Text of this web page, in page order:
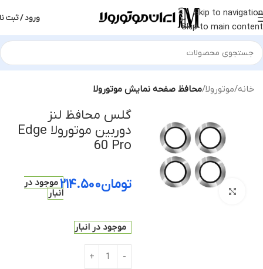
Skip to navigation
Skip to main content
ورود / ثبت
خانه موتورولا محافظ صفحه نمایش موتورولا
گلس محافظ لنز
دوربین موتورولا Edge
60 Pro
تومان۲۱۴.۵۰۰موجود در
انبار
موجود در انبار